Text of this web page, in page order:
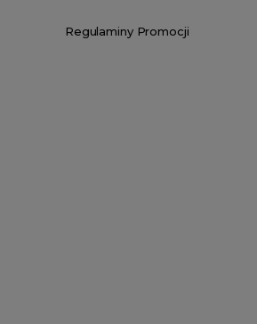
Regulaminy Promocji